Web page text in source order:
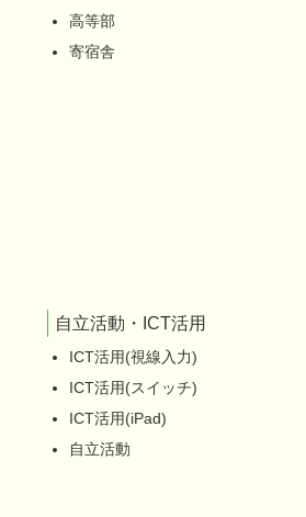
高等部
寄宿舎
自立活動・ICT活用
ICT活用(視線入力)
ICT活用(スイッチ)
ICT活用(iPad)
自立活動